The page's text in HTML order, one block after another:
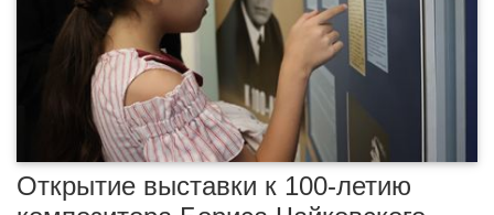
Открытие выставки к 100-летию